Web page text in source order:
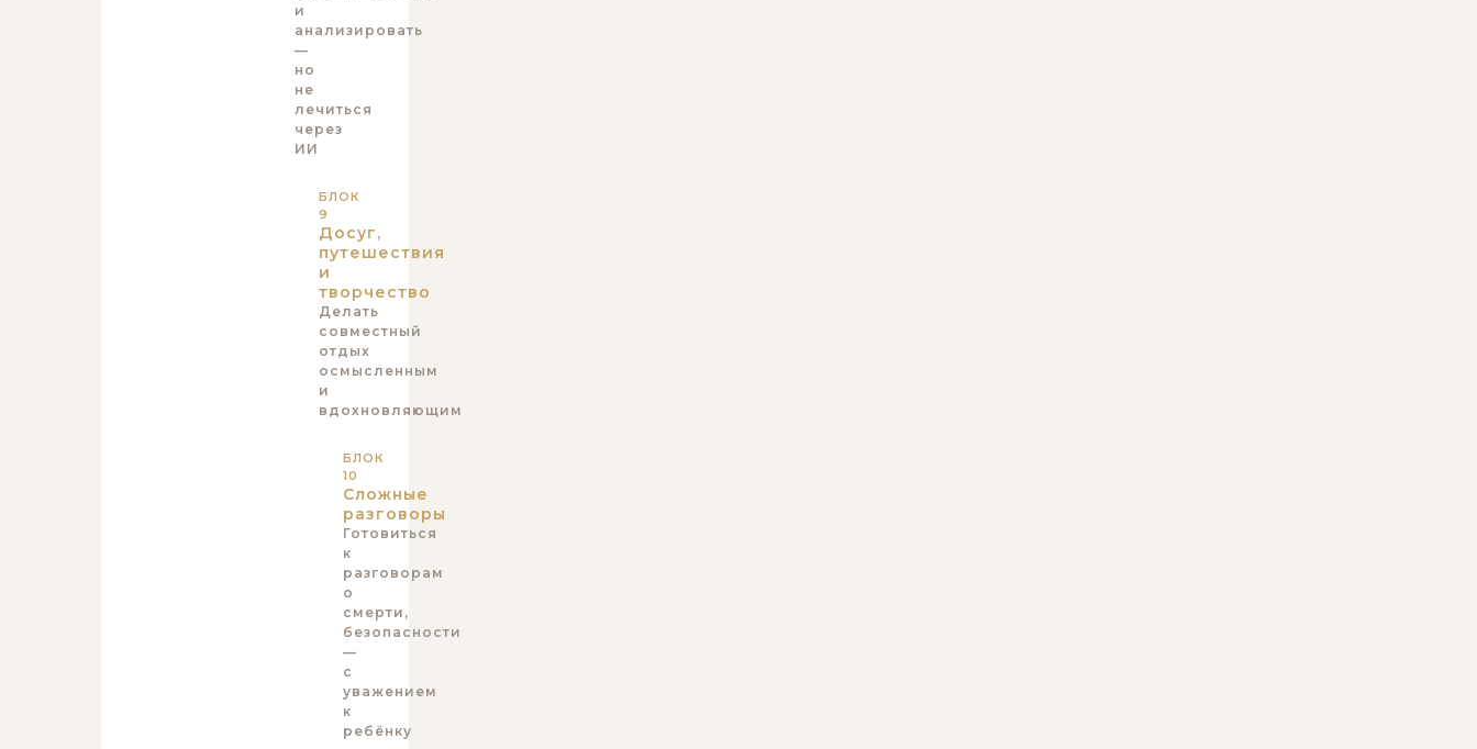
и
анализировать
—
но
не
лечиться
через
ИИ
БЛОК
9
Досуг,
путешествия
и
творчество
Делать
совместный
отдых
осмысленным
и
вдохновляющим
БЛОК
10
Сложные
разговоры
Готовиться
к
разговорам
о
смерти,
безопасности
—
с
уважением
к
ребёнку